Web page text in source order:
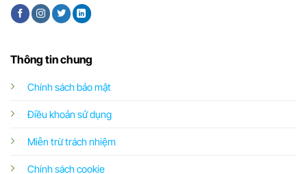
Thông tin chung
Chính sách bảo mật
Điều khoản sử dụng
Miễn trừ trách nhiệm
Chính sách cookie